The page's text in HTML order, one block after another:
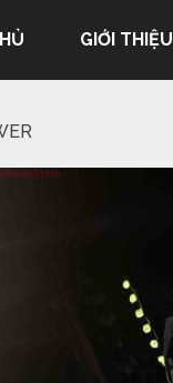
GIỚI THIỆU